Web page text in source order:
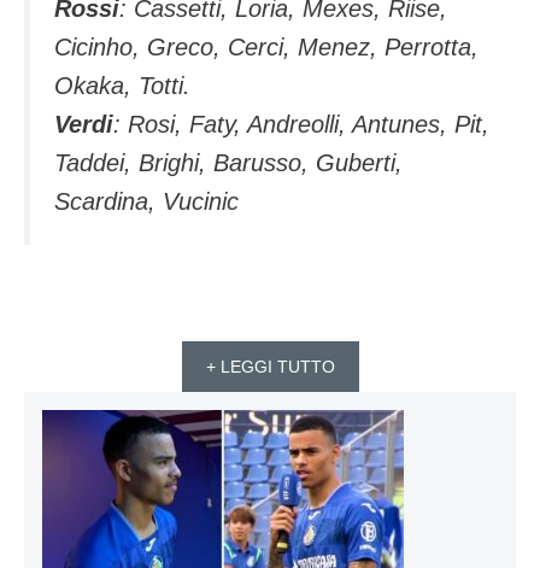
Rossi: Cassetti, Loria, Mexes, Riise,
Cicinho, Greco, Cerci, Menez, Perrotta,
Okaka, Totti.
Verdi: Rosi, Faty, Andreolli, Antunes, Pit,
Taddei, Brighi, Barusso, Guberti,
Scardina, Vucinic
+ LEGGI TUTTO